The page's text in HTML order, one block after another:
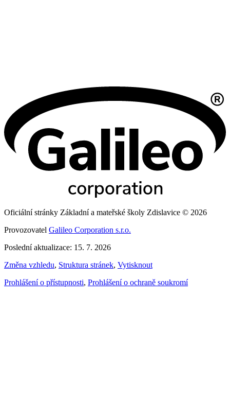
Oficiální stránky Základní a mateřské školy Zdislavice © 2026
Provozovatel Galileo Corporation s.r.o.
Poslední aktualizace: 15. 7. 2026
Změna vzhledu, Struktura stránek, Vytisknout
Prohlášení o přístupnosti, Prohlášení o ochraně soukromí